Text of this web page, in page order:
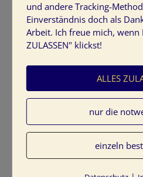
Schreibe einen Kommentar
und andere Tracking-
Einverständnis doch als
Arbeit. Ich freue mich, wenn
ZULASSEN" klickst!
ALLES
nur die
einzeln